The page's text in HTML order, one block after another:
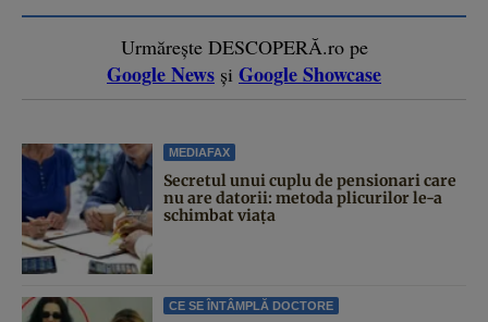
Urmărește DESCOPERĂ.ro pe
Google News și Google Showcase
MEDIAFAX
Secretul unui cuplu de pensionari care
nu are datorii: metoda plicurilor le-a
schimbat viața
CE SE ÎNTÂMPLĂ DOCTORE